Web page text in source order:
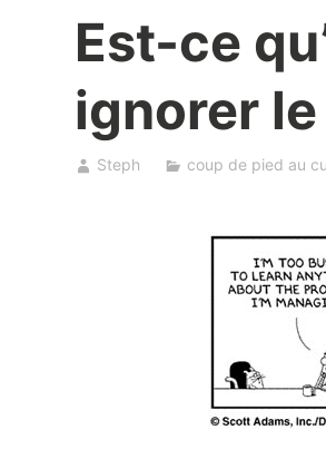
Est-ce
ignorer
Steph coup de pied au